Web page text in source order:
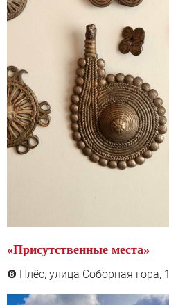
«Присутственные места»
❽ Плёс, улица Соборная гора, 1